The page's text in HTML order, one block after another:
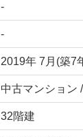
-
-
2019年 7月(築7
中古マンション
32階建